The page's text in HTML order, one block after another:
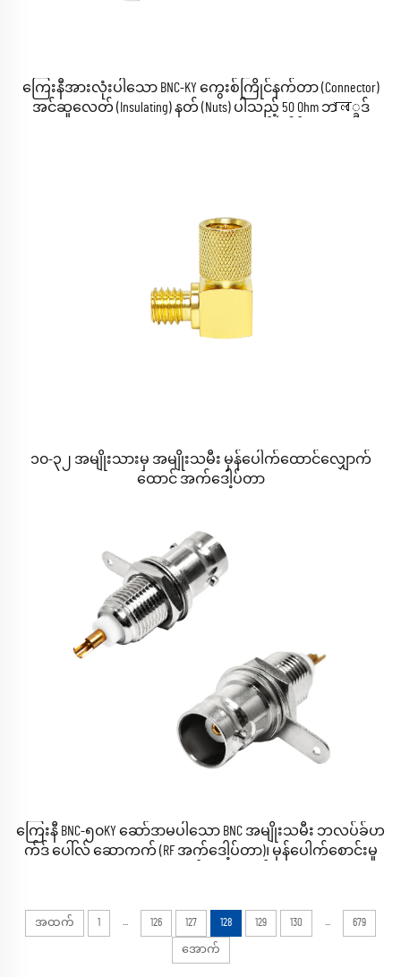
ကြေးနီအားလုံးပါသော BNC-KY ကွေးစ်ကြိုင်နက်တာ (Connector)
အင်ဆူလေတ် (Insulating) နတ် (Nuts) ပါသည့် 50 Ohm ဘাল္ခেဒ်
၁၀-၃၂ အမျိုးသားမှ အမျိုးသမီး မှန်ပေါက်ထောင်လျှောက်
ထောင် အက်ဒေါ့ပ်တာ
ကြေးနီ BNC-၅၀KY ဆော်ဒာမပါသော BNC အမျိုးသမီး ဘလပ်ခ်ဟ
က်ဒ် ပေါ်လ် ဆောကက် (RF အက်ဒေါ့ပ်တာ)၊ မှန်ပေါက်စောင်းမှု
အထက် 1 ... 126 127 128 129 130 ... 679
အောက်